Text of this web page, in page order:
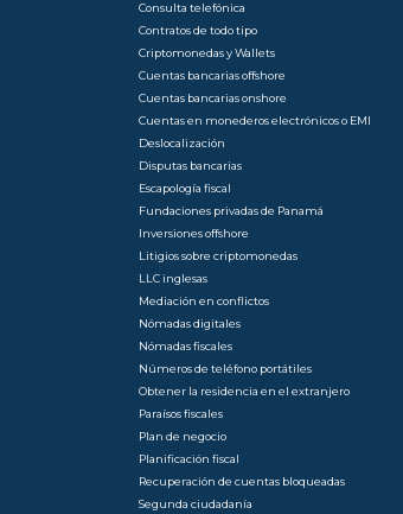
Consulta telefónica
Contratos de todo tipo
Criptomonedas y Wallets
Cuentas bancarias offshore
Cuentas bancarias onshore
Cuentas en monederos electrónicos o EMI
Deslocalización
Disputas bancarias
Escapología fiscal
Fundaciones privadas de Panamá
Inversiones offshore
Litigios sobre criptomonedas
LLC inglesas
Mediación en conflictos
Nómadas digitales
Nómadas fiscales
Números de teléfono portátiles
Obtener la residencia en el extranjero
Paraísos fiscales
Plan de negocio
Planificación fiscal
Recuperación de cuentas bloqueadas
Segunda ciudadanía